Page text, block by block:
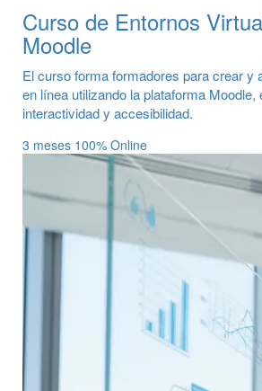
Curso de Entornos
Moodle
El curso forma formadores para crear y
en línea utilizando la plataforma Moodle,
interactividad y accesibilidad.
3 meses 100% Online